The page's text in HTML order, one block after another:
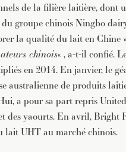
de la filière laitière, dont
groupe chinois Ningbo
la qualité du lait en Chine
chinois« , a-t-il confié.
en 2014. En janvier, le
australienne de produits
a pour sa part repris
des yaourts. En avril, Bright
lait UHT au marché chinois.